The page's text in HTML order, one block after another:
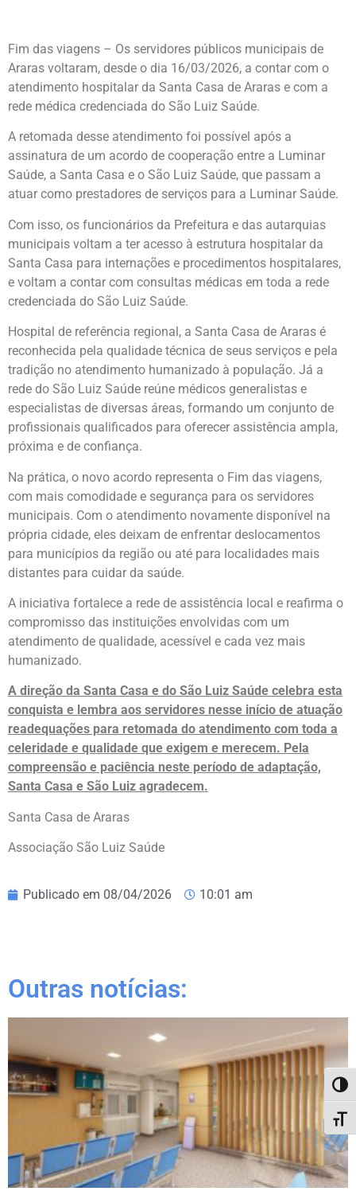
Fim das viagens – Os servidores públicos municipais de
Araras voltaram, desde o dia 16/03/2026, a contar com o
atendimento hospitalar da Santa Casa de Araras e com a
rede médica credenciada do São Luiz Saúde.
A retomada desse atendimento foi possível após a
assinatura de um acordo de cooperação entre a Luminar
Saúde, a Santa Casa e o São Luiz Saúde, que passam a
atuar como prestadores de serviços para a Luminar Saúde.
Com isso, os funcionários da Prefeitura e das autarquias
municipais voltam a ter acesso à estrutura hospitalar da
Santa Casa para internações e procedimentos hospitalares,
e voltam a contar com consultas médicas em toda a rede
credenciada do São Luiz Saúde.
Hospital de referência regional, a Santa Casa de Araras é
reconhecida pela qualidade técnica de seus serviços e pela
tradição no atendimento humanizado à população. Já a
rede do São Luiz Saúde reúne médicos generalistas e
especialistas de diversas áreas, formando um conjunto de
profissionais qualificados para oferecer assistência ampla,
próxima e de confiança.
Na prática, o novo acordo representa o Fim das viagens,
com mais comodidade e segurança para os servidores
municipais. Com o atendimento novamente disponível na
própria cidade, eles deixam de enfrentar deslocamentos
para municípios da região ou até para localidades mais
distantes para cuidar da saúde.
A iniciativa fortalece a rede de assistência local e reafirma o
compromisso das instituições envolvidas com um
atendimento de qualidade, acessível e cada vez mais
humanizado.
A direção da Santa Casa e do São Luiz Saúde celebra esta
conquista e lembra aos servidores nesse início de atuação
readequações para retomada do atendimento com toda a
celeridade e qualidade que exigem e merecem. Pela
compreensão e paciência neste período de adaptação,
Santa Casa e São Luiz agradecem.
Santa Casa de Araras
Associação São Luiz Saúde
Publicado em 08/04/2026 10:01 am
Outras notícias: